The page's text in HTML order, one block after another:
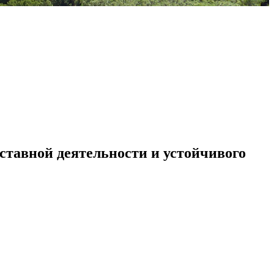
деятельности и устойчивого